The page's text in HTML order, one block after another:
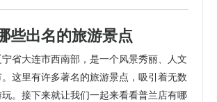
些出名的旅游景点
省大连市西南部，是一个风景秀丽、人文
这里有许多著名的旅游景点，吸引着无数
。接下来就让我们一起来看看普兰店有哪